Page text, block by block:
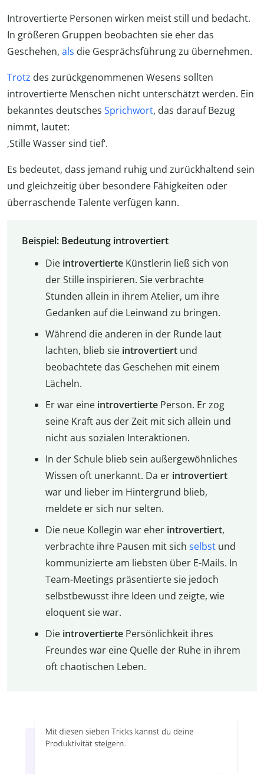
Introvertierte Personen wirken meist still und bedacht.
In größeren Gruppen beobachten sie eher das
Geschehen, als die Gesprächsführung zu übernehmen.
Trotz des zurückgenommenen Wesens sollten
introvertierte Menschen nicht unterschätzt werden. Ein
bekanntes deutsches Sprichwort, das darauf Bezug
nimmt, lautet:
‚Stille Wasser sind tief‘.
Es bedeutet, dass jemand ruhig und zurückhaltend sein
und gleichzeitig über besondere Fähigkeiten oder
überraschende Talente verfügen kann.
Beispiel: Bedeutung introvertiert
Die introvertierteKünstlerin ließ sich von
der Stille inspirieren. Sie verbrachte
Stunden allein in ihrem Atelier, um ihre
Gedanken auf die Leinwand zu bringen.
Während die anderen in der Runde laut
lachten, blieb sie introvertiertund
beobachtete das Geschehen mit einem
Lächeln.
Er war eine introvertiertePerson. Er zog
seine Kraft aus der Zeit mit sich allein und
nicht aus sozialen Interaktionen.
In der Schule blieb sein außergewöhnliches
Wissen oft unerkannt. Da er introvertiert
war und lieber im Hintergrund blieb,
meldete er sich nur selten.
Die neue Kollegin war eher introvertiert,
verbrachte ihre Pausen mit sich selbstund
kommunizierte am liebsten über E-Mails. In
Team-Meetings präsentierte sie jedoch
selbstbewusst ihre Ideen und zeigte, wie
eloquent sie war.
Die introvertiertePersönlichkeit ihres
Freundes war eine Quelle der Ruhe in ihrem
oft chaotischen Leben.